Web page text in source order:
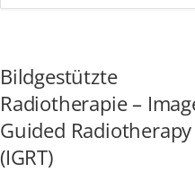
Bildgestützte
Radiotherapie –
Guided Radiotherapy
(IGRT)